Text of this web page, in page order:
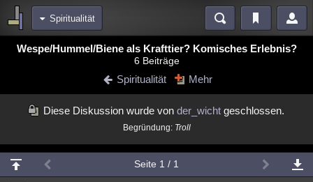
Spiritualität
Bereiche
Blogs
meine Rubriken
Wissenschaft Politik
Spiritualität Verschwörungen Technologie Ufologie
Wespe/Hummel/Biene als Krafttier? Komisches Erlebnis?
6 Beiträge
Spiritualität Mehr
Diese Diskussion wurde von der_wichtgeschlossen.
Begründung: Troll
Seite 1 / 1